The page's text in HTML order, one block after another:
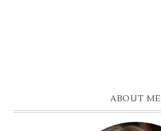
ABOUT ME